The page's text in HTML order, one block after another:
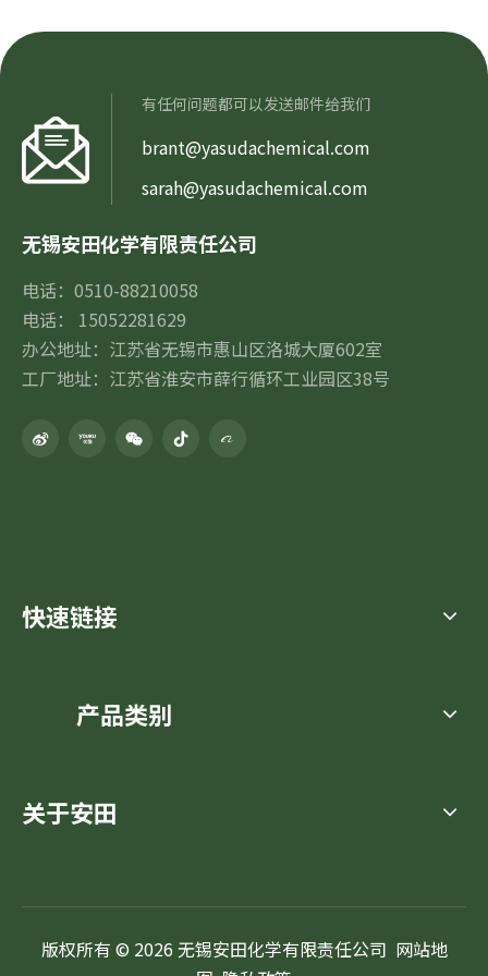
有任何问题都可以发送邮件给我们
brant@yasudachemical.com
sarah@yasudachemical.com
无锡安田化学有限责任公司
电话：0510-88210058
电话： 15052281629
办公地址：江苏省无锡市惠山区洛城大厦602室
工厂地址：江苏省淮安市薛行循环工业园区38号
快速链接
产品类别
关于安田
版权所有 © 2026 无锡安田化学有限责任公司 网站地